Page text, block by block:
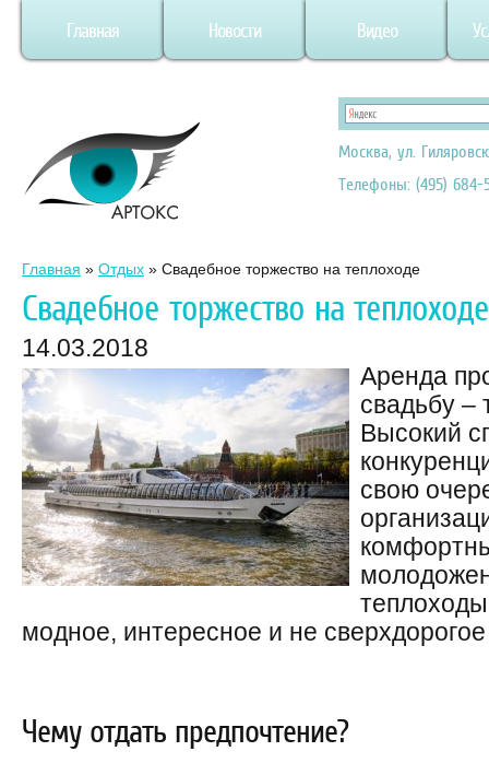
Главная Новости Видео
Москва, ул.
Телефоны: (495) 684-
Главная » Отдых » Свадебное торжество на теплоходе
Свадебное торжество на теплоходе
14.03.2018
Аренда
свадьбу –
Высокий
свою
модное, интересное и не
Чему отдать предпочтение?